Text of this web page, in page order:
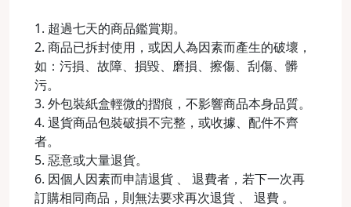
1. 超過七天的商品鑑賞期。
2. 商品已拆封使用，或因人為因素而產生的破壞，
如：污損、故障、損毀、磨損、擦傷、刮傷、髒
污。
3. 外包裝紙盒輕微的摺痕，不影響商品本身品質。
4. 退貨商品包裝破損不完整，或收據、配件不齊
者。
5. 惡意或大量退貨。
6. 因個人因素而申請退貨 、 退費者，若下一次再
訂購相同商品，則無法要求再次退貨 、 退費 。